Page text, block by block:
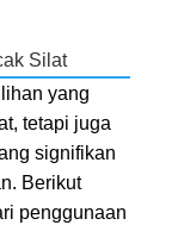
Silat
yang
tetapi juga
signifikan
Berikut
penggunaan